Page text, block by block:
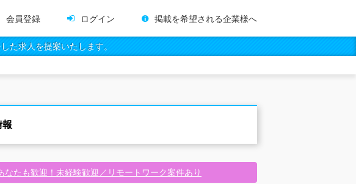
会員登録 ログイン 掲載を希望される企業様へ
た求人を提案いたします。
報
たも歓迎！未経験歓迎／リモートワーク案件あり